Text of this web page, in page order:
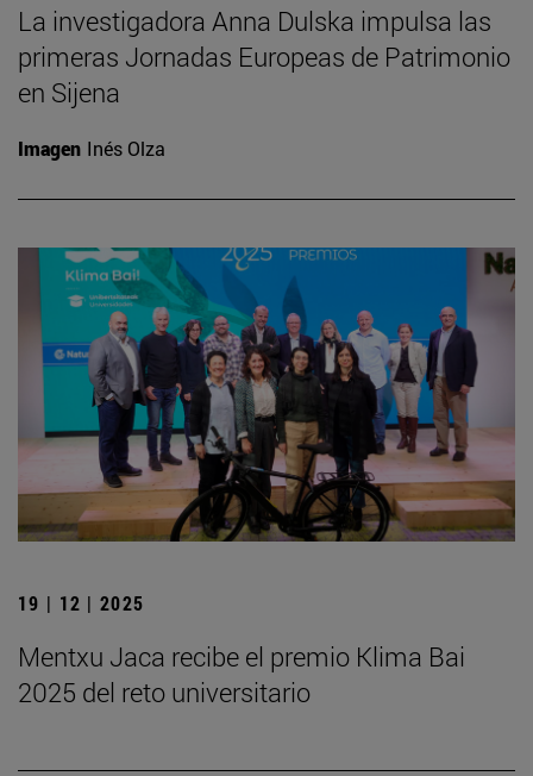
La investigadora Anna Dulska impulsa las
primeras Jornadas Europeas de Patrimonio
en Sijena
Imagen Inés Olza
19 | 12 | 2025
Mentxu Jaca recibe el premio Klima Bai
2025 del reto universitario